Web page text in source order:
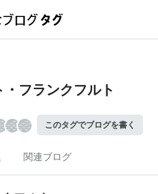
フランクフルト
このタグでブログを書く
関連ブログ